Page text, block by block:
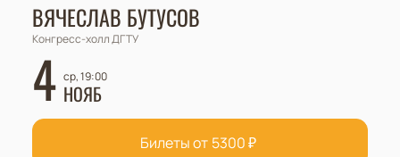
ВЯЧЕСЛАВ БУТУСОВ
Конгресс-холл ДГТУ
4 ср, 19:00
НОЯБ
Билеты от 5300₽